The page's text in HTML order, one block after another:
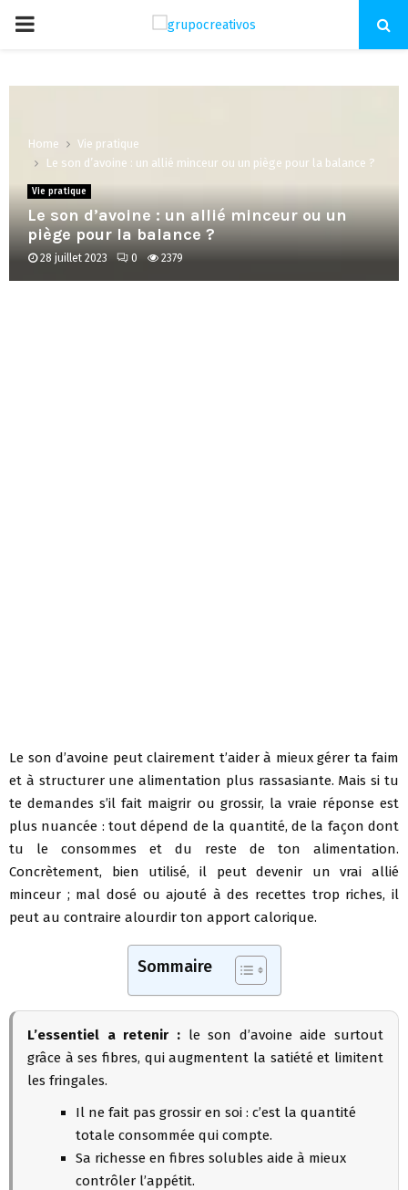
PRIMARY
Home
Vie pratique
Le son d’avoine : un allié minceur ou un piège pour la balance ?
Vie pratique
Le son d’avoine : un allié minceur ou un
piège pour la balance ?
28 juillet 2023 0 2379
Le son d’avoine peut clairement t’aider à mieux gérer ta faim
et à structurer une alimentation plus rassasiante. Mais si tu
te demandes s’il fait maigrir ou grossir, la vraie réponse est
plus nuancée : tout dépend de la quantité, de la façon dont
tu le consommes et du reste de ton alimentation.
Concrètement, bien utilisé, il peut devenir un vrai allié
minceur ; mal dosé ou ajouté à des recettes trop riches, il
peut au contraire alourdir ton apport calorique.
Sommaire
L’essentiel a retenir :le son d’avoine aide surtout
grâce à ses fibres, qui augmentent la satiété et limitent
les fringales.
Il ne fait pas grossir en soi : c’est la quantité
totale consommée qui compte.
Sa richesse en fibres solubles aide à mieux
contrôler l’appétit.